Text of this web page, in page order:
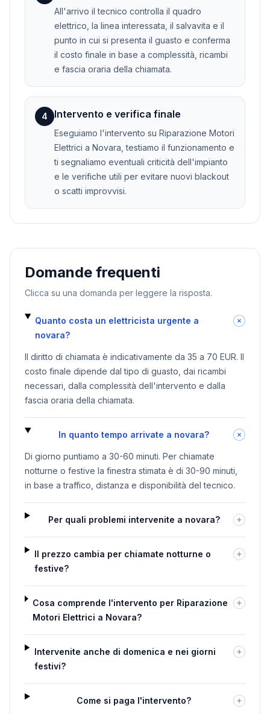
All'arrivo il tecnico controlla il quadro
elettrico, la linea interessata, il salvavita e il
punto in cui si presenta il guasto e conferma
il costo finale in base a complessità, ricambi
e fascia oraria della chiamata.
4 Intervento e verifica finale
Eseguiamo l'intervento su Riparazione Motori
Elettrici a Novara, testiamo il funzionamento e
ti segnaliamo eventuali criticità dell'impianto
e le verifiche utili per evitare nuovi blackout
o scatti improvvisi.
Domande frequenti
Clicca su una domanda per leggere la risposta.
Quanto costa un elettricista urgente a
novara?
Il diritto di chiamata è indicativamente da 35 a 70 EUR. Il
costo finale dipende dal tipo di guasto, dai ricambi
necessari, dalla complessità dell'intervento e dalla
fascia oraria della chiamata.
In quanto tempo arrivate a novara?
Di giorno puntiamo a 30-60 minuti. Per chiamate
notturne o festive la finestra stimata è di 30-90 minuti,
in base a traffico, distanza e disponibilità del tecnico.
Per quali problemi intervenite a novara?
Il prezzo cambia per chiamate notturne o
festive?
Cosa comprende l'intervento per Riparazione
Motori Elettrici a Novara?
Intervenite anche di domenica e nei giorni
festivi?
Come si paga l'intervento?